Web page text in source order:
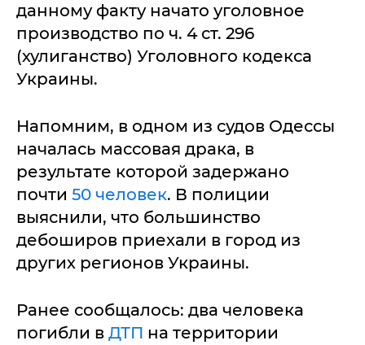
данному факту начато уголовное
производство по ч. 4 ст. 296
(хулиганство) Уголовного кодекса
Украины.
Напомним, в одном из судов Одессы
началась массовая драка, в
результате которой задержано
почти 50 человек. В полиции
выяснили, что большинство
дебоширов приехали в город из
других регионов Украины.
Ранее сообщалось: два человека
погибли в ДТП на территории